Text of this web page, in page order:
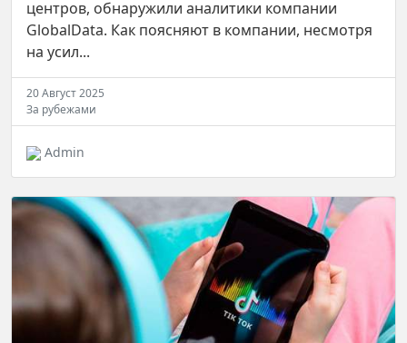
центров, обнаружили аналитики компании
GlobalData. Как поясняют в компании, несмотря
на усил...
20 Август 2025
За рубежами
Admin